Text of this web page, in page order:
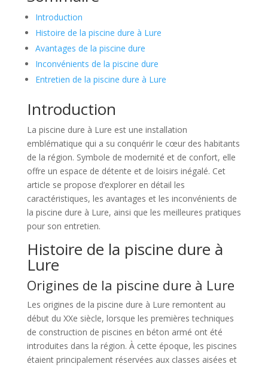
Introduction
Histoire de la piscine dure à Lure
Avantages de la piscine dure
Inconvénients de la piscine dure
Entretien de la piscine dure à Lure
Introduction
La piscine dure à Lure est une installation
emblématique qui a su conquérir le cœur des habitants
de la région. Symbole de modernité et de confort, elle
offre un espace de détente et de loisirs inégalé. Cet
article se propose d’explorer en détail les
caractéristiques, les avantages et les inconvénients de
la piscine dure à Lure, ainsi que les meilleures pratiques
pour son entretien.
Histoire de la piscine dure à
Lure
Origines de la piscine dure à Lure
Les origines de la piscine dure à Lure remontent au
début du XXe siècle, lorsque les premières techniques
de construction de piscines en béton armé ont été
introduites dans la région. À cette époque, les piscines
étaient principalement réservées aux classes aisées et